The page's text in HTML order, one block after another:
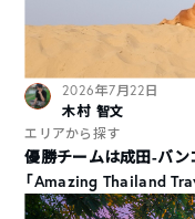
2026年7月22日
木村 智文
エリアから探す
優勝チームは成田-バン
「Amazing Thailand